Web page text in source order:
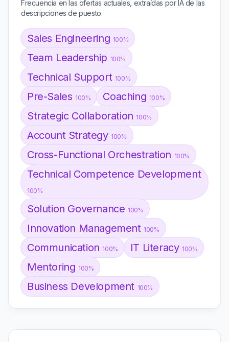
Frecuencia en las ofertas actuales, extraídas por IA de las
descripciones de puesto.
Sales Engineering 100%
Team Leadership 100%
Technical Support 100%
Pre-Sales 100% Coaching 100%
Strategic Collaboration 100%
Account Strategy 100%
Cross-Functional Orchestration 100%
Technical Competence Development
100%
Solution Governance 100%
Innovation Management 100%
Communication 100% IT Literacy 100%
Mentoring 100%
Business Development 100%